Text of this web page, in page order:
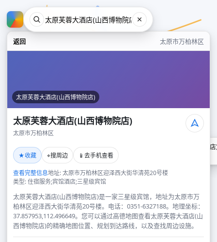
返回 太原市万柏林区
太原芙蓉大酒店(山西博物院店)
太原芙蓉大酒店(山西博物院店)
太原市万柏林区
★收藏 ⌖搜周边 📱 去手机查看
查看完整信息地址: 太原市万柏林区迎泽西大街华清苑20号楼
类型: 住宿服务;宾馆酒店;三星级宾馆
太原芙蓉大酒店(山西博物院店)是一家三星级宾馆，地址为太原市万
柏林区迎泽西大街华清苑20号楼。电话：0351-6327188。地理坐标：
37.857953,112.496649。您可以通过高德地图查看太原芙蓉大酒店(山
西博物院店)的精确地图位置、规划到达路线，以及查找周边设施。
太原芙蓉大酒店(山西博物院